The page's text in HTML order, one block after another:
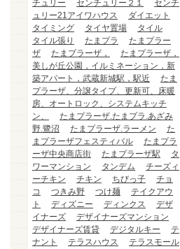
チュリー
センチュリー２１
センチ
ュリー21アイワハウス
ダイエット
タイミング
タイヤ置場
タイル
タイル張り
たまプラ
たまプラー
ザ
たまプラーザ，
たまプラーザ，
美しが丘公園，イルミネーション，新
築アパート，武蔵新城駅，駅近
たま
プラーザ、分譲タイプ、更新可、床暖
房、オートロック、システムキッチ
ン、
たまプラーザ.たまプラ.あざみ
野.鷺沼
たまプラーザ.ラーメン
た
まプラーザフェスティバル
たまプラ
ーザ中央商店街
たまプラーザ駅
タ
ワーマンション
タンデム
チーズィ
ーチキン
チキン ちびっ子
チョ
コ
つきみ野 つけ麺
テイクアウ
ト
ディズニー ディンクス
デザ
イナーズ
デザイナーズマンション
デザイナーズ賃貸
デジタルキー
テ
ナント
テラスハウス
テラスモール